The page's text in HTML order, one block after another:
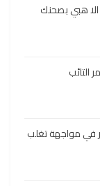
هبي بصحنك
التائب
في مواجهة تغلب